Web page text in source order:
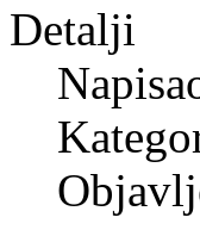
Detalji